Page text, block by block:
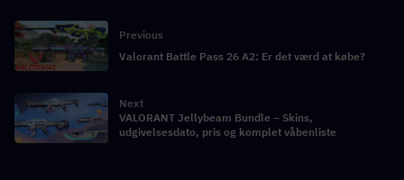
Previous
Valorant Battle Pass 26 A2: Er det værd at købe?
Next
VALORANT Jellybeam Bundle – Skins,
udgivelsesdato, pris og komplet våbenliste